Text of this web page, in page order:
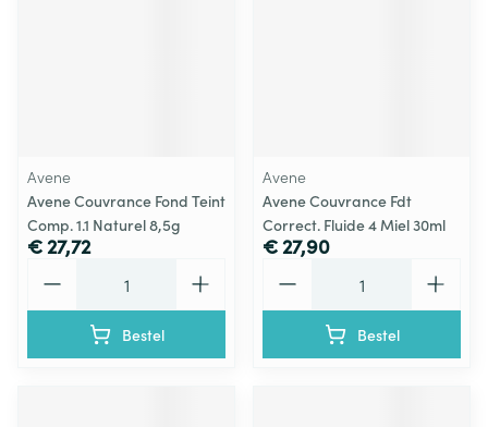
Avene
Avene Couvrance Fond Teint
Comp. 1.1 Naturel 8,5g
€ 27,72
Bestel
Avene
Avene Couvrance Fdt
Correct. Fluide 4 Miel 30ml
€ 27,90
Bestel